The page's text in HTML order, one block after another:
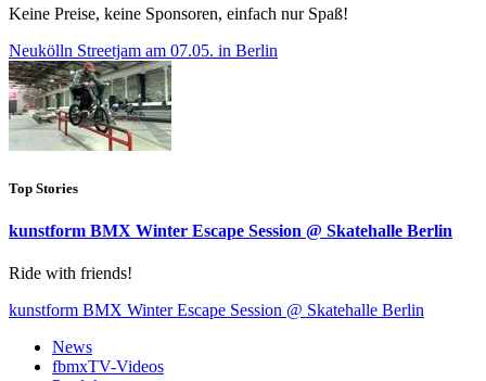
Keine Preise, keine Sponsoren, einfach nur Spaß!
Neukölln Streetjam am 07.05. in Berlin
Top Stories
kunstform BMX Winter Escape Session @ Skatehalle Berlin
Ride with friends!
kunstform BMX Winter Escape Session @ Skatehalle Berlin
News
fbmxTV-Videos